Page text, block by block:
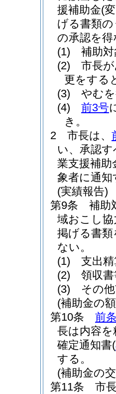
援補助金(
げる書類
の承認を
(1)
補助
(2)
市長
更をする
(3)
やむ
(4)
前3号
き。
2
市長は、
い、承認
業支援補助
象者に通
(実績報告)
第9条
補助
域おこし協
掲げる書
ない。
(1)
支出
(2)
領収
(3)
その
(補助金の
第10条
前
長は内容を
確定通知書(
する。
(補助金の
第11条
市